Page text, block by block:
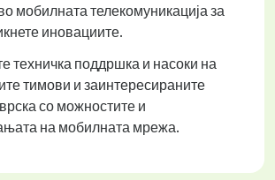
мобилната телекомуникација за
иновациите.
техничка поддршка и насоки на
тимови и заинтересираните
со можностите и
на мобилната мрежа.